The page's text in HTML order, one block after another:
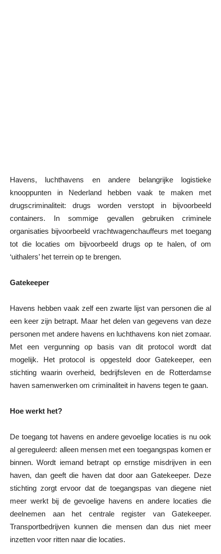
Havens, luchthavens en andere belangrijke logistieke
knooppunten in Nederland hebben vaak te maken met
drugscriminaliteit: drugs worden verstopt in bijvoorbeeld
containers. In sommige gevallen gebruiken criminele
organisaties bijvoorbeeld vrachtwagenchauffeurs met toegang
tot die locaties om bijvoorbeeld drugs op te halen, of om
‘uithalers’ het terrein op te brengen.
Gatekeeper
Havens hebben vaak zelf een zwarte lijst van personen die al
een keer zijn betrapt. Maar het delen van gegevens van deze
personen met andere havens en luchthavens kon niet zomaar.
Met een vergunning op basis van dit protocol wordt dat
mogelijk. Het protocol is opgesteld door Gatekeeper, een
stichting waarin overheid, bedrijfsleven en de Rotterdamse
haven samenwerken om criminaliteit in havens tegen te gaan.
Hoe werkt het?
De toegang tot havens en andere gevoelige locaties is nu ook
al gereguleerd: alleen mensen met een toegangspas komen er
binnen. Wordt iemand betrapt op ernstige misdrijven in een
haven, dan geeft die haven dat door aan Gatekeeper. Deze
stichting zorgt ervoor dat de toegangspas van diegene niet
meer werkt bij de gevoelige havens en andere locaties die
deelnemen aan het centrale register van Gatekeeper.
Transportbedrijven kunnen die mensen dan dus niet meer
inzetten voor ritten naar die locaties.